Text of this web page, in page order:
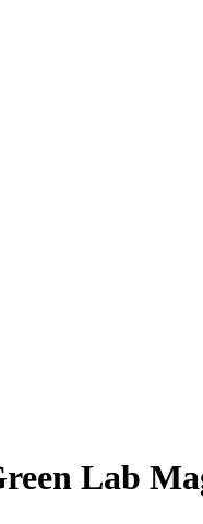
Lab